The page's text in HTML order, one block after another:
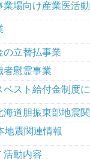
業場向け産業医活
の立替払事業
者慰霊事業
ベスト給付金制度
海道胆振東部地震
地震関連情報
活動内容